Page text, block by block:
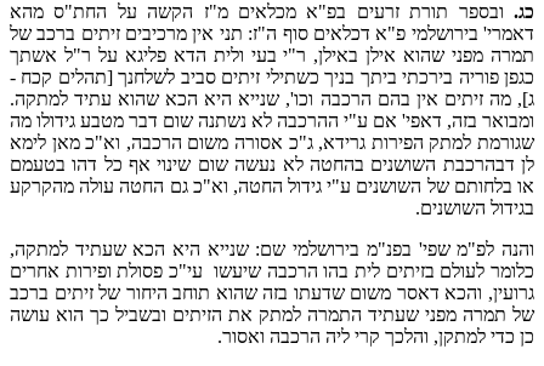
כג. ובספר תורת זרעים בפ"א מכלאים מ"ז הקשה על החת"ס מהא
דאמרי' בירושלמי פ"א דכלאים סוף ה"ז: תני אין מרכיבים זיתים ברכב של
תמרה מפני שהוא אילן באילן, ר"י בעי ולית הדא פליגא על ר"ל אשתך
כגפן פוריה בירכתי ביתך בניך כשתילי זיתים סביב לשלחנך [תהלים קכח -
ג], מה זיתים אין בהם הרכבה וכו', שנייא היא הכא שהוא עתיד למתקה.
ומבואר בזה, דאפי' אם ע"י ההרכבה לא נשתנה שום דבר מטבע גידולו מה
שגורמת למתק הפירות גרידא, ג"כ אסורה משום הרכבה, וא"כ מאן לימא
לן דבהרכבת השושנים בהחטה לא נעשה שום שינוי אף כל דהו בטעמם
או בלחותם של השושנים ע"י גידול החטה, וא"כ גם החטה עולה מהקרקע
בגידול השושנים.
והנה לפ"מ שפי' בפנ"מ בירושלמי שם: שנייא היא הכא שעתיד למתקה,
כלומר לעולם בזיתים לית בהו הרכבה שיעשו עי"כ פסולת ופירות אחרים
גרועין, והכא דאסר משום שדעתו בזה שהוא תוחב היחור של זיתים ברכב
של תמרה מפני שעתיד התמרה למתק את הזיתים ובשביל כך הוא עושה
כן כדי למתקן, והלכך קרי ליה הרכבה ואסור.